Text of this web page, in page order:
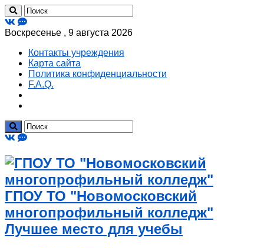
Воскресенье , 9 августа 2026
Контакты учреждения
Карта сайта
Политика конфиденциальности
F.A.Q.
ГПОУ ТО "Новомосковский
многопрофильный колледж"
Лучшее место для учебы